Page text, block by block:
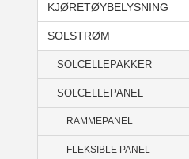
KJØRETØYBELYSNING
SOLSTRØM
SOLCELLEPAKKER
SOLCELLEPANEL
RAMMEPANEL
FLEKSIBLE PANEL